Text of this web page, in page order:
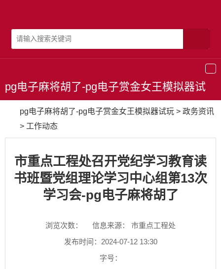
导
pg电子麻将胡了-pg电子赏金女王模拟器试
pg电子麻将胡了-pg电子赏金女王模拟器试玩 > 政务资讯
> 工作动态
市重点工程处召开党纪学习教育读
书班暨党组理论学习中心组第13次
学习会-pg电子麻将胡了
浏览次数：
信息来源： 市重点工程处
发布时间：2024-07-12 13:30
字号：